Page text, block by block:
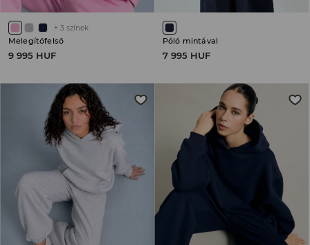
+ 3 színek
Melegítőfelső
9 995 HUF
Póló mintával
7 995 HUF